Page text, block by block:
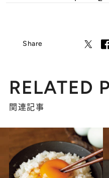
Share
RELATED
関連記事